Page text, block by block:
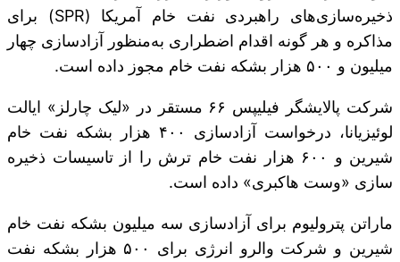
ذخیره‌سازی‌های راهبردی نفت خام آمریکا (SPR) برای
مذاکره و هر گونه اقدام اضطراری به‌منظور آزادسازی چهار
میلیون و ۵۰۰ هزار بشکه نفت خام مجوز داده است.
شرکت پالایشگر فیلیپس ۶۶ مستقر در «لیک چارلز» ایالت
لوئیزیانا، درخواست آزادسازی ۴۰۰ هزار بشکه نفت خام
شیرین و ۶۰۰ هزار نفت خام ترش را از تاسیسات ذخیره
سازی «وست هاکبری» داده است.
ماراتن پترولیوم برای آزادسازی سه میلیون بشکه نفت خام
شیرین و شرکت والرو انرژی برای ۵۰۰ هزار بشکه نفت